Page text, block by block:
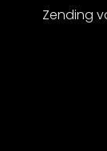
Zending